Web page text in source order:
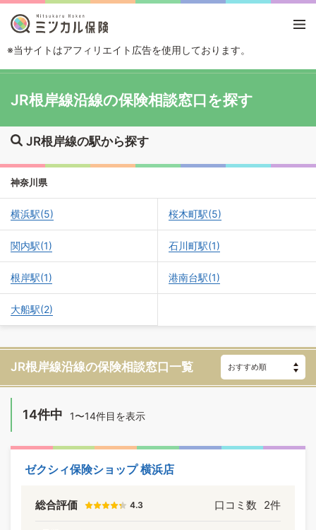
※当サイトはアフィリエイト広告を使用しております。
JR根岸線沿線の保険相談窓口を探す
JR根岸線の駅から探す
神奈川県
横浜駅(5) 桜木町駅(5)
関内駅(1) 石川町駅(1)
根岸駅(1) 港南台駅(1)
大船駅(2)
JR根岸線沿線の保険相談窓口一覧
14件中 1〜14件目を表示
ゼクシィ保険ショップ 横浜店
総合評価 4.3 口コミ数 2件